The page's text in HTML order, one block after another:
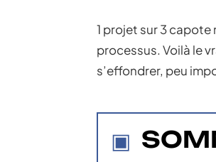
1 projet sur 3 capote
processus. Voilà le
s’effondrer, peu